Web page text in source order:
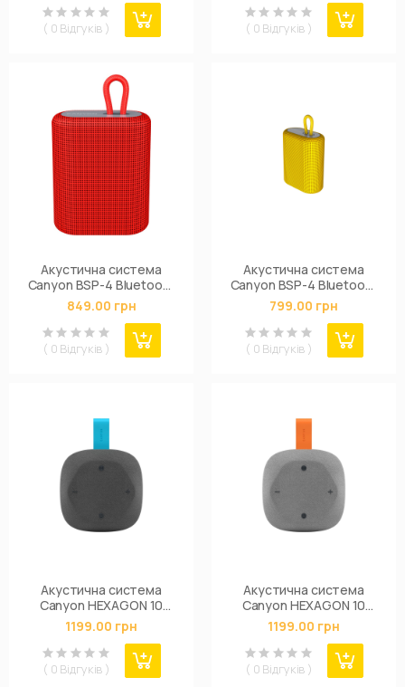
( 0 Відгуків ) ( 0 Відгуків )
Акустична система
Canyon BSP-4 Bluetooth
Red (CNE-CBTSP4R)
849.00 грн
( 0 Відгуків )
Акустична система
Canyon BSP-4 Bluetooth
Yellow (CNE-CBTSP4Y)
799.00 грн
( 0 Відгуків )
Акустична система
Canyon HEXAGON 10
Grey Blue (CNE-
CBTSP10GB)
1199.00 грн
( 0 Відгуків )
Акустична система
Canyon HEXAGON 10
Grey Orange (CNE-
CBTSP10GO)
1199.00 грн
( 0 Відгуків )